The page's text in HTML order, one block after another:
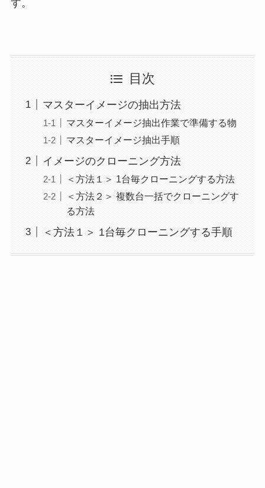
す。
目次
マスターイメージの抽出方法
マスターイメージ抽出作業で準備する物
マスターイメージ抽出手順
イメージのクローニング方法
＜方法１＞ 1台毎クローニングする方法
＜方法２＞ 複数台一括でクローニングす
る方法
＜方法１＞ 1台毎クローニングする手順